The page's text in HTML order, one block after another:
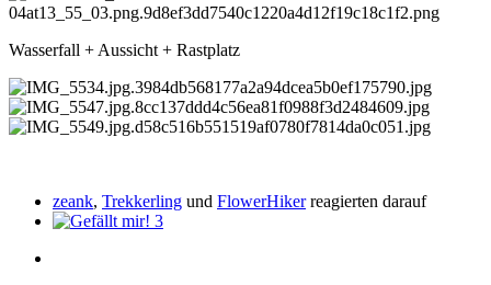
Wasserfall + Aussicht + Rastplatz
zeank, Trekkerling und FlowerHikerreagierten darauf
3